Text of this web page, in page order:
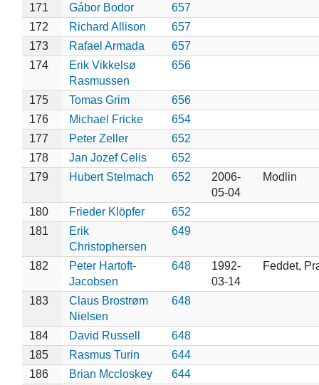
171
Gábor Bodor
657
172
Richard Allison
657
173
Rafael Armada
657
174
Erik Vikkelsø
Rasmussen
656
175 Tomas Grim
656
176
Michael Fricke
654
177
Peter Zeller
652
178
Jan Jozef Celis
652
179
Hubert Stelmach 652
2006-
05-04
Modlin
180 Frieder Klöpfer
652
181
Erik
Christophersen
649
182
Peter Hartoft-
Jacobsen
648
1992-
03-14
Feddet,
183
Claus Brostrøm
Nielsen
648
184 David Russell
648
185
Rasmus Turin
644
186
Brian Mccloskey 644